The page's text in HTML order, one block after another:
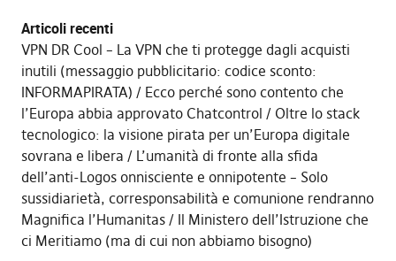
Articoli recenti
VPN DR Cool – La VPN che ti protegge dagli acquisti
inutili (messaggio pubblicitario: codice sconto:
INFORMAPIRATA)
Ecco perché sono contento che
l’Europa abbia approvato Chatcontrol
Oltre lo stack
tecnologico: la visione pirata per un’Europa digitale
sovrana e libera
L’umanità di fronte alla sfida
dell’anti-Logos onnisciente e onnipotente – Solo
sussidiarietà, corresponsabilità e comunione rendranno
Magnifica l’Humanitas
Il Ministero dell’Istruzione che
ci Meritiamo (ma di cui non abbiamo bisogno)